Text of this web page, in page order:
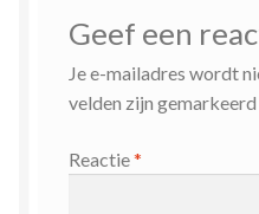
Geef een
Je e-mailadres wordt
velden zijn
Reactie*